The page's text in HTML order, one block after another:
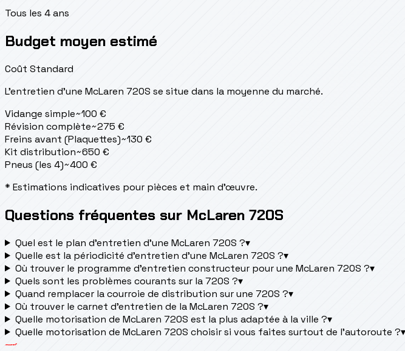
Tous les 4 ans
Budget moyen estimé
Coût Standard
L'entretien d'une McLaren 720S se situe dans la moyenne du marché.
Vidange simple~100 €
Révision complète~275 €
Freins avant (Plaquettes)~130 €
Kit distribution~650 €
Pneus (les 4)~400 €
* Estimations indicatives pour pièces et main d'œuvre.
Questions fréquentes sur McLaren 720S
Quel est le plan d’entretien d’une McLaren 720S ?▾
Quelle est la périodicité d’entretien d’une McLaren 720S ?▾
Où trouver le programme d’entretien constructeur pour une McLaren 720S ?▾
Quels sont les problèmes courants sur la 720S ?▾
Quand remplacer la courroie de distribution sur une 720S ?▾
Où trouver le carnet d'entretien de la McLaren 720S ?▾
Quelle motorisation de McLaren 720S est la plus adaptée à la ville ?▾
Quelle motorisation de McLaren 720S choisir si vous faites surtout de l'autoroute ?▾